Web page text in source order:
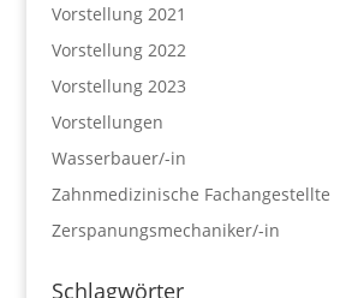
Vorstellung 2021
Vorstellung 2022
Vorstellung 2023
Vorstellungen
Wasserbauer/-in
Zahnmedizinische Fachangestellte
Zerspanungsmechaniker/-in
Schlagwörter